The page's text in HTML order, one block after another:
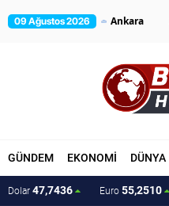
09 Ağustos 2026
GÜNDEM EKONOMİ DÜNYA
Dolar 47,7436 Euro 55,2510